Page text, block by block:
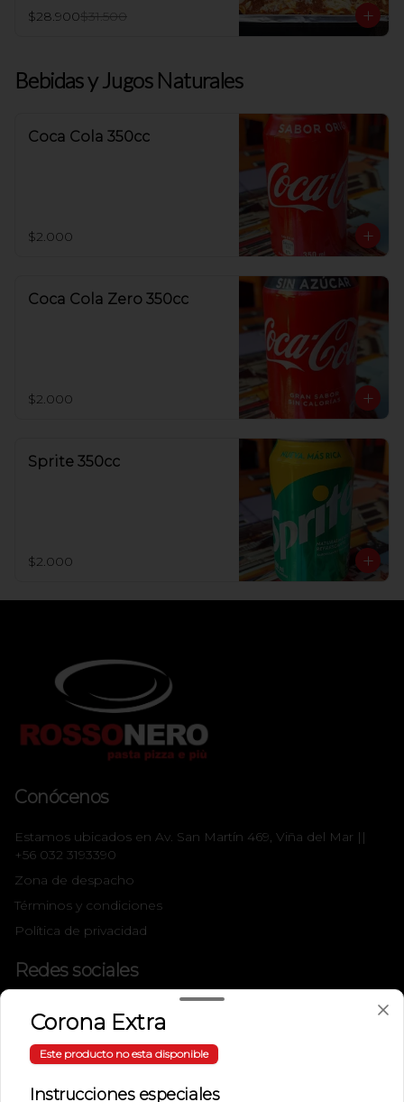
minutos.
$28.900$31.500
Bebidas y Jugos Naturales
Coca Cola 350cc
$2.000
Coca Cola Zero 350cc
$2.000
Sprite 350cc
$2.000
Conócenos
Estamos ubicados en Av. San Martín 469, Viña del Mar ||
+56 032 3193390
Zona de despacho
Términos y condiciones
Política de privacidad
Redes sociales
Instagram
Facebook
Mi cuenta
Corona Extra
Este producto no esta disponible
Instrucciones especiales